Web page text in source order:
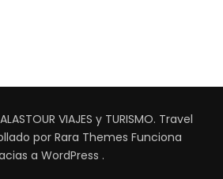
ALASTOUR VIAJES y TURISMO. Travel
por Rara Themes Funciona
a WordPress .